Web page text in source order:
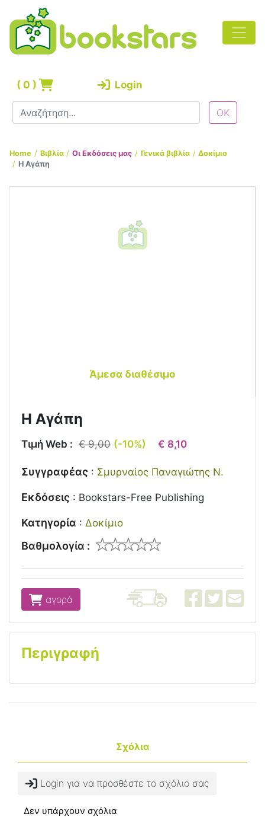
( 0 ) Login
Home Βιβλία Οι Εκδόσεις μας Γενικά βιβλία
Δοκίμιο
Η Αγάπη
Άμεσα διαθέσιμο
Η Αγάπη
Τιμή Web : € 9,00 (-10%) € 8,10
Συγγραφέας : Σμυρναίος Παναγιώτης Ν.
Εκδόσεις : Bookstars-Free Publishing
Κατηγορία : Δοκίμιο
Βαθμολογία :
αγορά
Περιγραφή
Σχόλια
Login για να προσθέστε το σχόλιο σας
Δεν υπάρχουν σχόλια